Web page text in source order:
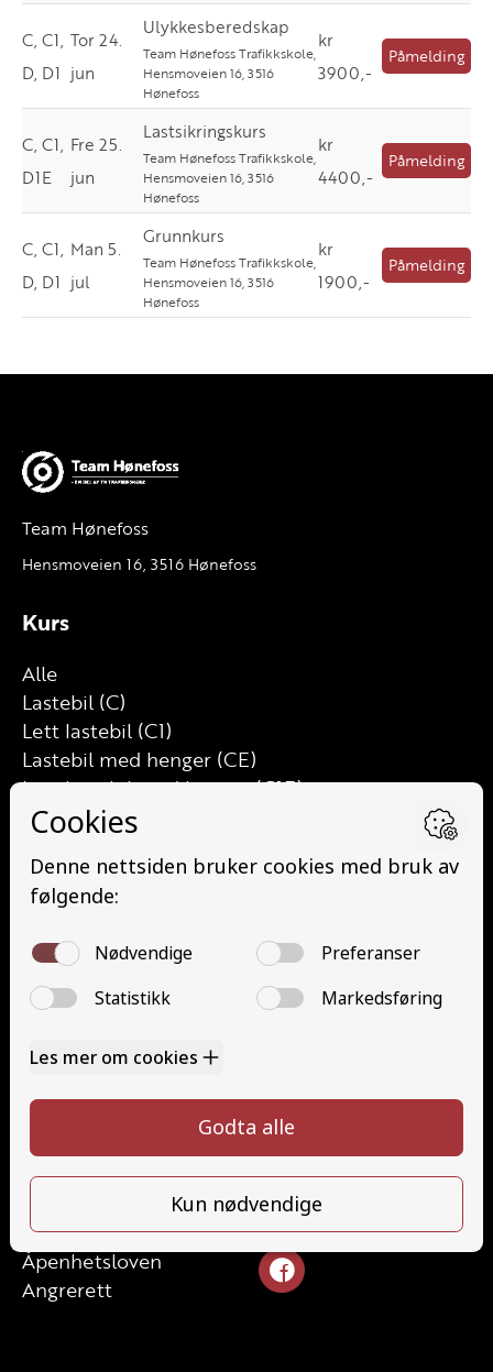
C, C1,
D, D1
Tor 24.
jun
Ulykkesberedskap
Team Hønefoss Trafikkskole,
Hensmoveien 16, 3516
Hønefoss
kr
3900,-
Påmelding
C, C1,
D1E
Fre 25.
jun
Lastsikringskurs
Team Hønefoss Trafikkskole,
Hensmoveien 16, 3516
Hønefoss
kr
4400,-
Påmelding
C, C1,
D, D1
Man 5.
jul
Grunnkurs
Team Hønefoss Trafikkskole,
Hensmoveien 16, 3516
Hønefoss
kr
1900,-
Påmelding
Team Hønefoss
Hensmoveien 16, 3516 Hønefoss
Kurs
Alle
Lastebil (C)
Lett lastebil (C1)
Lastebil med henger (CE)
Lett lastebil med henger (C1E)
Buss (D)
Minibuss (D1)
Minibuss med henger (D1E)
Person (YDP – YSK)
YSK Gods etterutdanning (EYDG)
YSK Person etterutdanning (EYDP)
Kontakt
Priser
Elevside
Kontakt oss
Åpenhetsloven
Angrerett
32824340
post@teamhonefoss.no
Følg oss